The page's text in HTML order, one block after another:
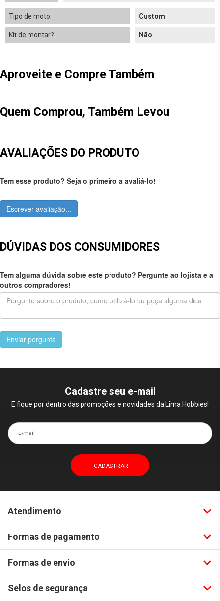
Tipo de moto: Custom
Kit de montar? Não
Aproveite e Compre Também
Quem Comprou, Também Levou
AVALIAÇÕES DO PRODUTO
Tem esse produto? Seja o primeiro a avaliá-lo!
Escrever avaliação...
DÚVIDAS DOS CONSUMIDORES
Tem alguma dúvida sobre este produto? Pergunte ao lojista e a
outros compradores!
Enviar pergunta
Cadastre seu e-mail
E fique por dentro das promoções e novidades da Lima Hobbies!
E-mail
Atendimento
Formas de pagamento
Formas de envio
Selos de segurança